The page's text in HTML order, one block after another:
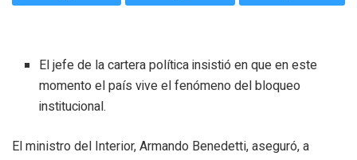
El jefe de la cartera política insistió en que en este
momento el país vive el fenómeno del bloqueo
institucional.
El ministro del Interior, Armando Benedetti, aseguró, a